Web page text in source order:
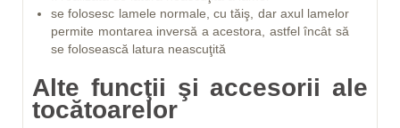
se folosesc lamele normale, cu tăiş, dar axul lamelor
permite montarea inversă a acestora, astfel încât să
se folosească latura neascuţită
Alte funcţii şi accesorii ale
tocătoarelor